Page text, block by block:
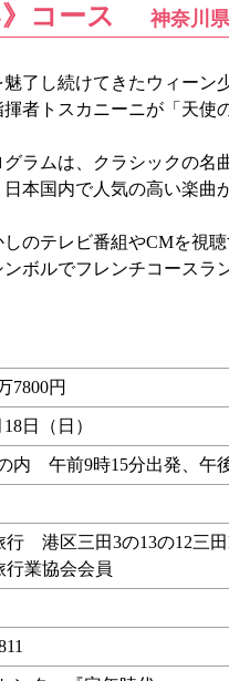
コース 神奈川県
了し続けてきたウィー
者トスカニーニが「天使
ラムは、クラシックの名
本国内で人気の高い楽曲
のテレビ番組やCMを視
ボルでフレンチコースラ
7800円
日（日）
内 午前9時15分出発、午
行 港区三田3の13の12三
行業協会会員